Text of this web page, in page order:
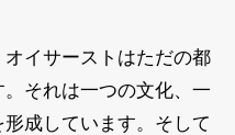
イサーストはただの都
それは一つの文化、一
成しています。そして